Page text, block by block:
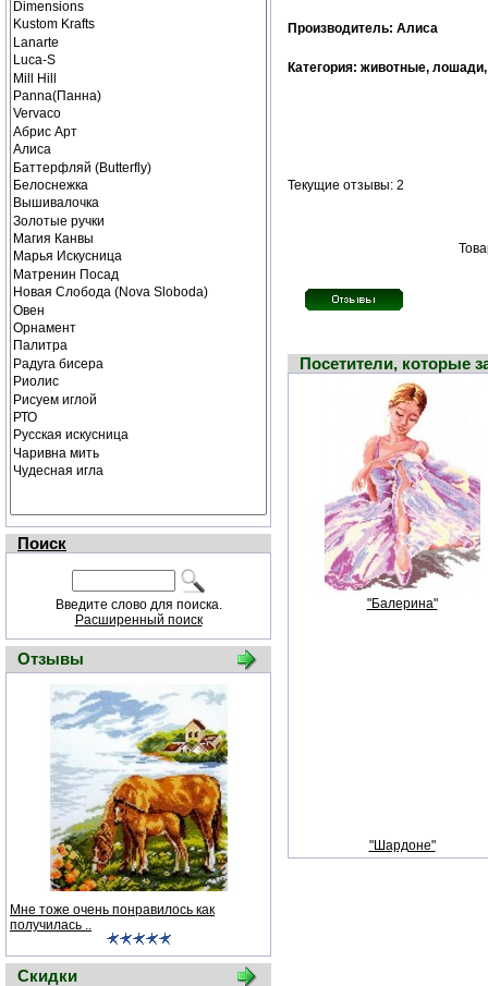
Поиск
Введите слово для поиска.
Расширенный поиск
Отзывы
Мне тоже очень понравилось как
получилась ..
Скидки
Производитель: Алиса
Категория: животные,
Текущие отзывы: 2
Посетители, которые
"Балерина"
"Шардоне"